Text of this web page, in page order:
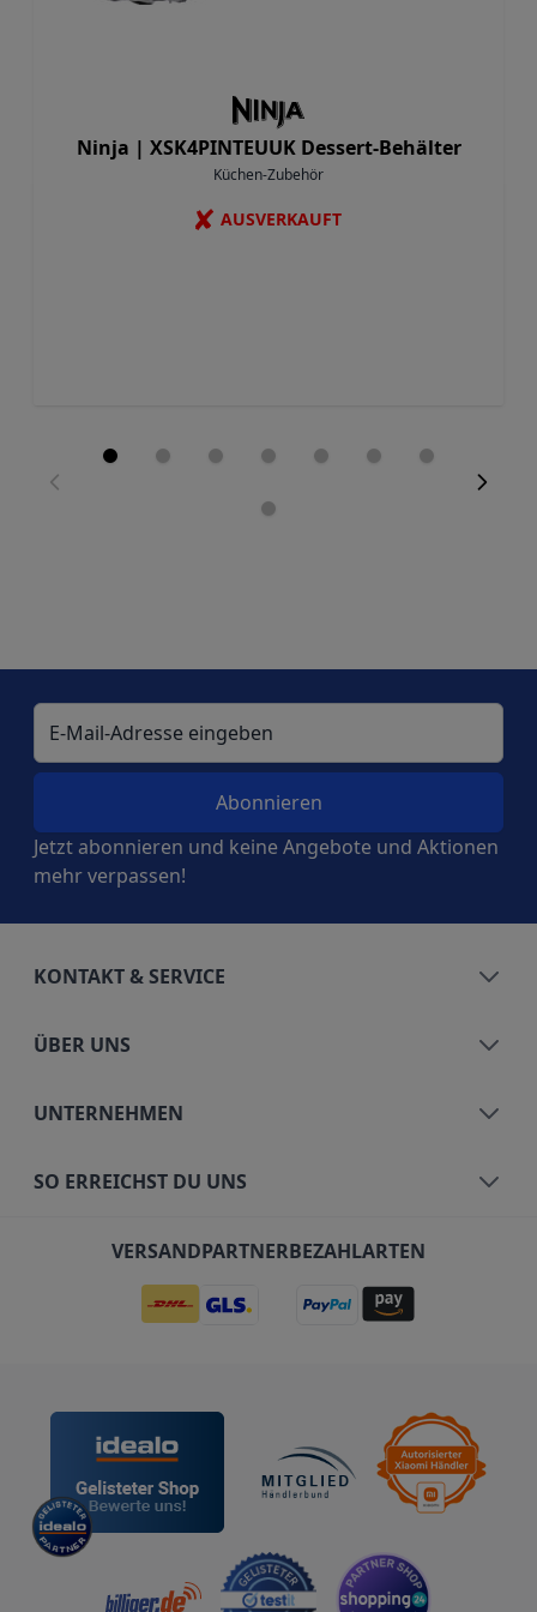
Ninja | XSK4PINTEUUK Dessert-Behälter
Küchen-Zubehör
✘ AUSVERKAUFT
E-Mail-Adresse
Jetzt abonnieren und keine Angebote und Aktionen
mehr verpassen!
KONTAKT & SERVICE
ÜBER UNS
UNTERNEHMEN
SO ERREICHST DU UNS
VERSANDPARTNERBEZAHLARTEN